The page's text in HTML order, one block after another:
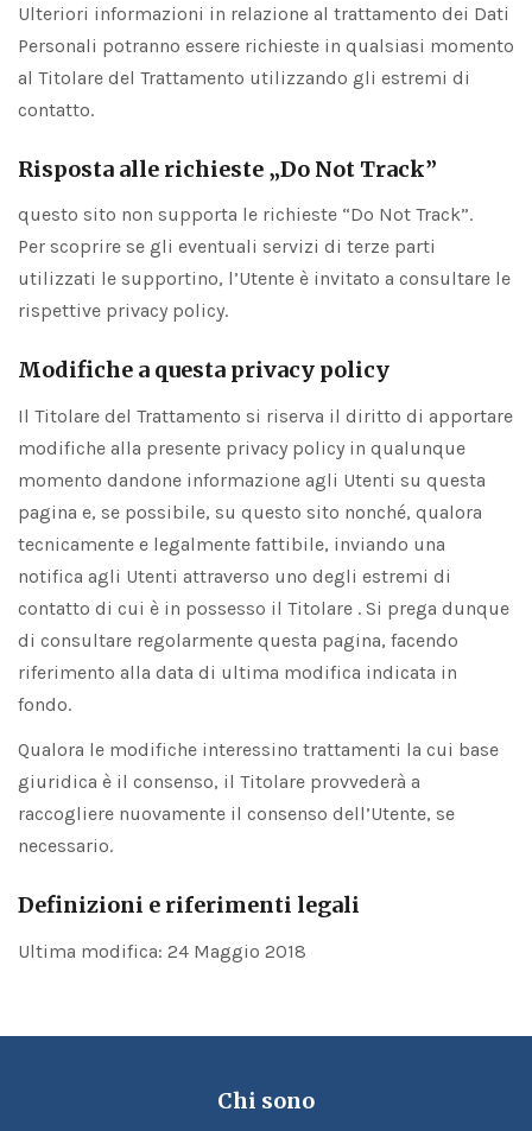
Ulteriori informazioni in relazione al trattamento dei Dati
Personali potranno essere richieste in qualsiasi momento
al Titolare del Trattamento utilizzando gli estremi di
contatto.
Risposta alle richieste „Do Not Track”
questo sito non supporta le richieste “Do Not Track”.
Per scoprire se gli eventuali servizi di terze parti
utilizzati le supportino, l’Utente è invitato a consultare le
rispettive privacy policy.
Modifiche a questa privacy policy
Il Titolare del Trattamento si riserva il diritto di apportare
modifiche alla presente privacy policy in qualunque
momento dandone informazione agli Utenti su questa
pagina e, se possibile, su questo sito nonché, qualora
tecnicamente e legalmente fattibile, inviando una
notifica agli Utenti attraverso uno degli estremi di
contatto di cui è in possesso il Titolare . Si prega dunque
di consultare regolarmente questa pagina, facendo
riferimento alla data di ultima modifica indicata in
fondo.
Qualora le modifiche interessino trattamenti la cui base
giuridica è il consenso, il Titolare provvederà a
raccogliere nuovamente il consenso dell’Utente, se
necessario.
Definizioni e riferimenti legali
Ultima modifica: 24 Maggio 2018
Chi sono